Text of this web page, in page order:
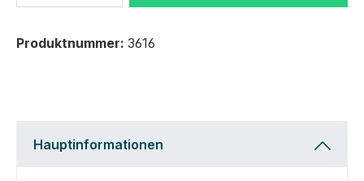
Produktnummer: 3616
Hauptinformationen